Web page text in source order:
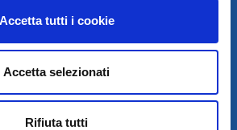
Accetta tutti i cookie
Accetta selezionati
Rifiuta tutti
© 2021
S.P.A. UNIPERSONALE
A DIREZIONE E COORDINAMENTO DELLA
ITALIA HOLDING S.R.L